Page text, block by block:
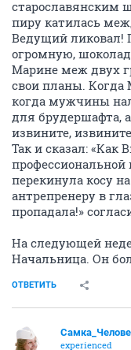
старославянским
пиру катилась
Ведущий ликовал!
огромную,
Марине меж двух
свои планы. Когда
когда мужчины
для брудершафта,
извините,
Так и сказал: «Как
перекинула косу
антрепренеру в
пропадала!»
На следующей
Начальница. Он
ОТВЕТИТЬ
experienced